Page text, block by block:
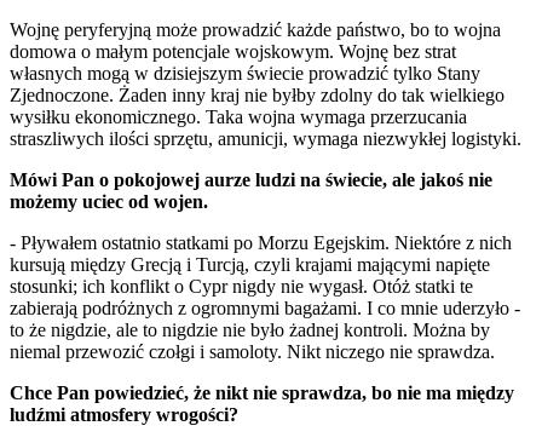
Wojnę peryferyjną może prowadzić każde państwo, bo to wojna
domowa o małym potencjale wojskowym. Wojnę bez strat
własnych mogą w dzisiejszym świecie prowadzić tylko Stany
Zjednoczone. Żaden inny kraj nie byłby zdolny do tak wielkiego
wysiłku ekonomicznego. Taka wojna wymaga przerzucania
straszliwych ilości sprzętu, amunicji, wymaga niezwykłej logistyki.
Mówi Pan o pokojowej aurze ludzi na świecie, ale jakoś nie
możemy uciec od wojen.
- Pływałem ostatnio statkami po Morzu Egejskim. Niektóre z nich
kursują między Grecją i Turcją, czyli krajami mającymi napięte
stosunki; ich konflikt o Cypr nigdy nie wygasł. Otóż statki te
zabierają podróżnych z ogromnymi bagażami. I co mnie uderzyło -
to że nigdzie, ale to nigdzie nie było żadnej kontroli. Można by
niemal przewozić czołgi i samoloty. Nikt niczego nie sprawdza.
Chce Pan powiedzieć, że nikt nie sprawdza, bo nie ma między
ludźmi atmosfery wrogości?